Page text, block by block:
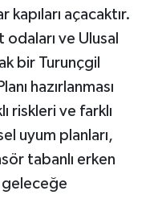
açacaktır.
ve Ulusal
bir Turunçgil
hazırlanması
riskleri ve farklı
uyum planları,
tabanlı erken
geleceğe